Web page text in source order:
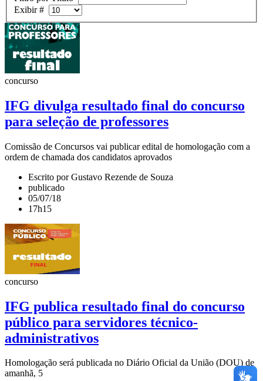
Exibir #
concurso
IFG divulga resultado final do concurso
para seleção de professores
Comissão de Concursos vai publicar edital de homologação com a
ordem de chamada dos candidatos aprovados
Escrito por Gustavo Rezende de Souza
publicado
05/07/18
17h15
concurso
IFG publica resultado final do concurso
público para servidores técnico-
administrativos
Homologação será publicada no Diário Oficial da União (DOU) de
amanhã, 5